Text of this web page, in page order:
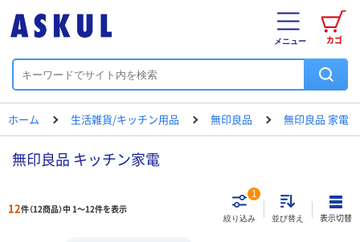
カゴ
メニュー
ホーム 生活雑貨/キッチン用品 無印良品 無印良品 家電
無印良品 キッチン家電
12件（12商品）中 1～12件を表示
絞り込み
1
並び替え 表示切替